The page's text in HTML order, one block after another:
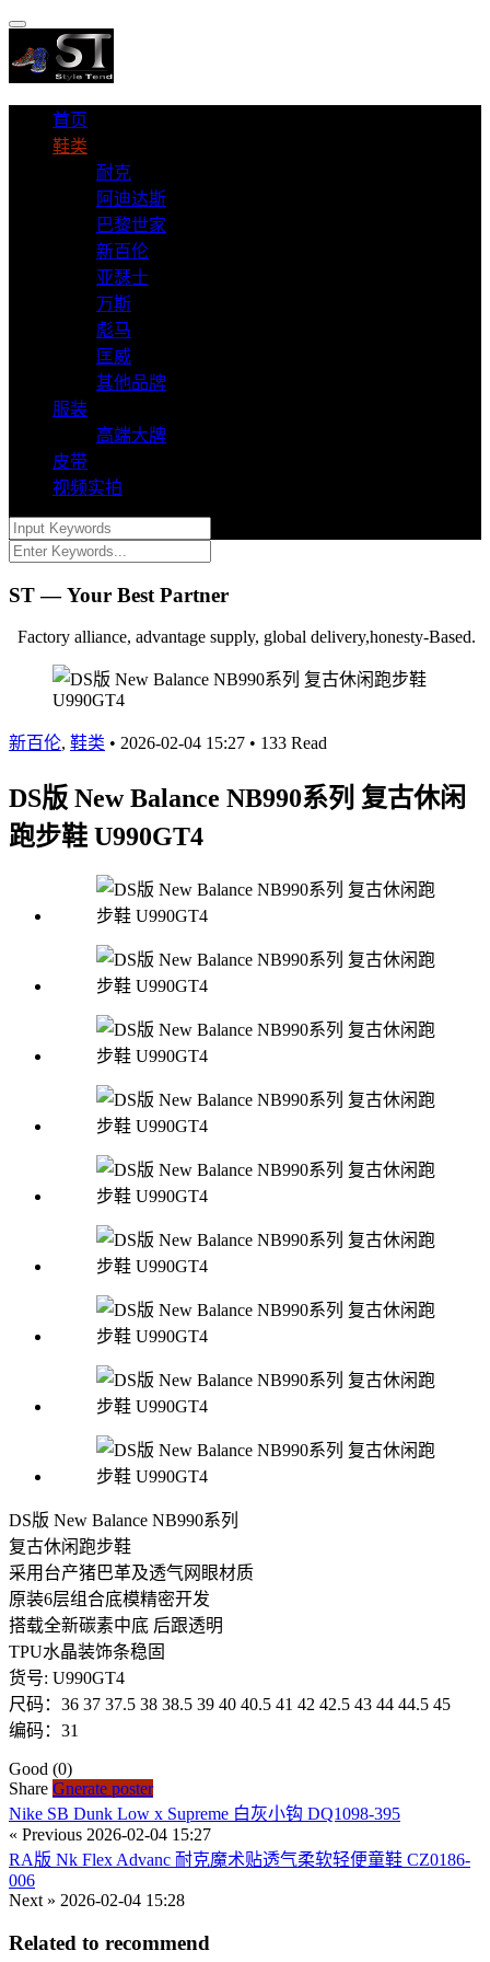
首页
鞋类
耐克
阿迪达斯
巴黎世家
新百伦
亚瑟士
万斯
彪马
匡威
其他品牌
服装
高端大牌
皮带
视频实拍
ST — Your Best Partner
Factory alliance, advantage supply, global delivery,honesty-Based.
新百伦, 鞋类 • 2026-02-04 15:27 • 133 Read
DS版 New Balance NB990系列 复古休闲
跑步鞋 U990GT4
DS版 New Balance NB990系列
复古休闲跑步鞋
采用台产猪巴革及透气网眼材质
原装6层组合底模精密开发
搭载全新碳素中底 后跟透明
TPU水晶装饰条稳固
货号: U990GT4
尺码：36 37 37.5 38 38.5 39 40 40.5 41 42 42.5 43 44 44.5 45
编码：31
Good (0)
Share Gnerate poster
Nike SB Dunk Low x Supreme 白灰小钩 DQ1098-395
« Previous 2026-02-04 15:27
RA版 Nk Flex Advanc 耐克魔术贴透气柔软轻便童鞋 CZ0186-
006
Next » 2026-02-04 15:28
Related to recommend